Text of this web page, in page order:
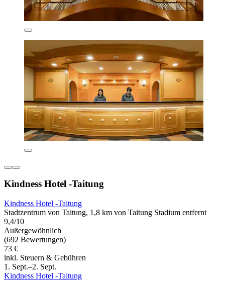
Kindness Hotel -Taitung
Kindness Hotel -Taitung
Stadtzentrum von Taitung, 1,8 km von Taitung Stadium entfernt
9,4/10
Außergewöhnlich
(692 Bewertungen)
73 €
inkl. Steuern & Gebühren
1. Sept.–2. Sept.
Kindness Hotel -Taitung